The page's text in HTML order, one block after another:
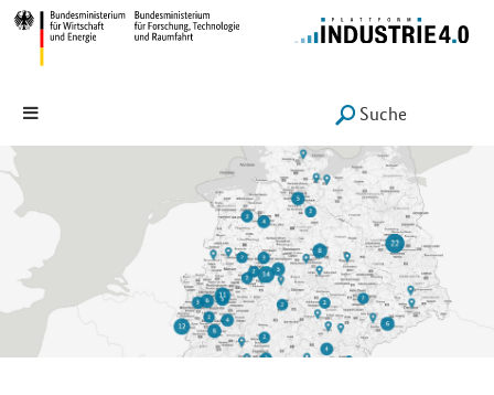
Navigation
Hauptmenü
SUCHE